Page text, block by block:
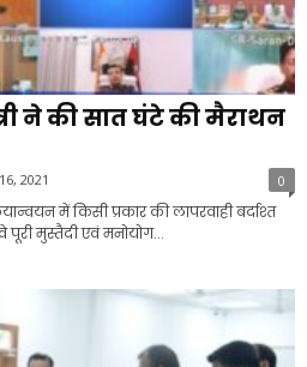
ने की सात घंटे की मैराथन
2021 0
में किसी प्रकार की लापरवाही बर्दाश्त
पूरी मुस्तैदी एवं मनोयोग...